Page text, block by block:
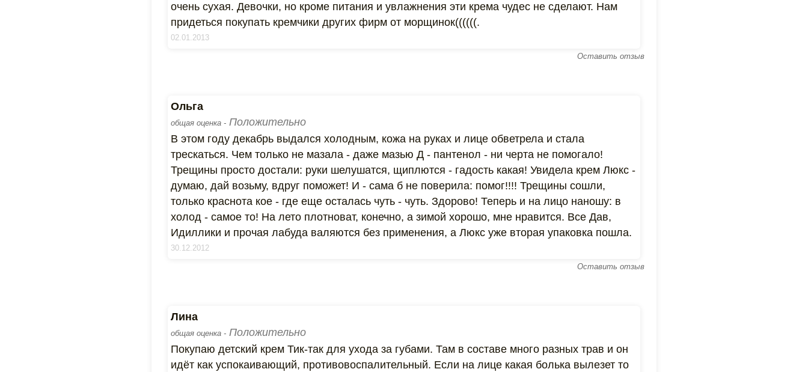
очень сухая. Девочки, но кроме питания и увлажнения эти крема чудес не сделают. Нам
придеться покупать кремчики других фирм от морщинок((((((.
02.01.2013
Оставить отзыв
Ольга
общая оценка - Положительно
В этом году декабрь выдался холодным, кожа на руках и лице обветрела и стала
трескаться. Чем только не мазала - даже мазью Д - пантенол - ни черта не помогало!
Трещины просто достали: руки шелушатся, щиплются - гадость какая! Увидела крем Люкс -
думаю, дай возьму, вдруг поможет! И - сама б не поверила: помог!!!! Трещины сошли,
только краснота кое - где еще осталась чуть - чуть. Здорово! Теперь и на лицо наношу: в
холод - самое то! На лето плотноват, конечно, а зимой хорошо, мне нравится. Все Дав,
Идиллики и прочая лабуда валяются без применения, а Люкс уже вторая упаковка пошла.
30.12.2012
Оставить отзыв
Лина
общая оценка - Положительно
Покупаю детский крем Тик-так для ухода за губами. Там в составе много разных трав и он
идёт как успокаивающий, противовоспалительный. Если на лице какая болька вылезет то